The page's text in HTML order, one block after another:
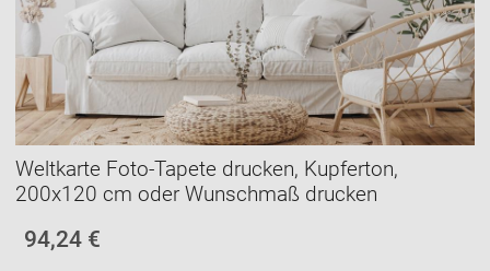
Weltkarte Foto-Tapete drucken, Kupferton,
200x120 cm oder Wunschmaß drucken
94,24 €